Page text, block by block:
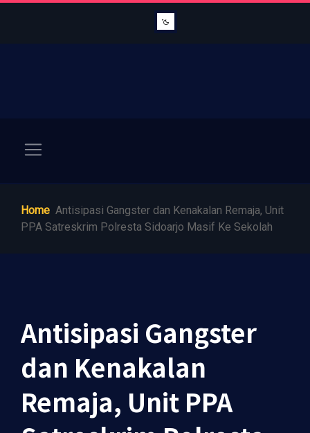
Home Antisipasi Gangster dan Kenakalan Remaja, Unit
PPA Satreskrim Polresta Sidoarjo Masif Ke Sekolah
Antisipasi Gangster
dan Kenakalan
Remaja, Unit PPA